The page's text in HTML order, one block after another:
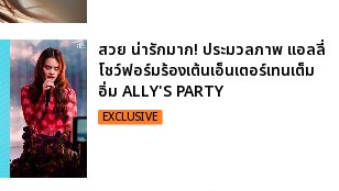
สวย น่ารักมาก! ประมวลภาพ แอลลี่
โชว์ฟอร์มร้องเต้นเอ็นเตอร์เทนเต็ม
อิ่ม ALLY'S PARTY
EXCLUSIVE